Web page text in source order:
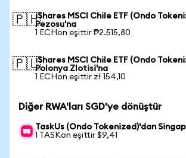
🇵🇭iShares MSCI Chile ETF (Ondo
Pezosu'na
1 ECHon eşittir ₱2.515,80
🇵🇱iShares MSCI Chile ETF (Ondo
Polonya Zlotisi'na
1 ECHon eşittir zł 154,10
Diğer RWA'ları SGD'ye dönüştür
TaskUs (Ondo Tokenized)'dan
1 TASKon eşittir $9,41